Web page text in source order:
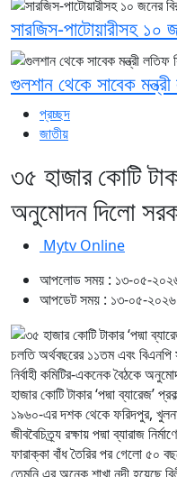
প্রচ্ছদ
জাতীয়
৩৫ হাজার কোটি
অনুমোদন দিলো
Mytv Online
আপলোড সময় : ১৩-০৫-
আপডেট সময় : ১৩-০৫-
চলতি অর্থবছরের ১১তম এবং বিএনপি
নির্বাহী কমিটির-একনেক বৈঠকে
হাজার কোটি টাকার ‘পদ্মা ব্যারেজ’
১৯৬০-এর দশক থেকে ফরিদপুর,
জীববৈচিত্র্য রক্ষায় পদ্মা ব্যারাজ
ফারাক্কা বাঁধ তৈরির পর গেলো ৫০
সারজিস-পাটোয়ারীসহ ১০
গুলশান থেকে সাবেক